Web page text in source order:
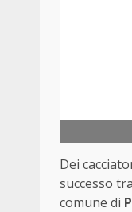
Dei
successo
comune di